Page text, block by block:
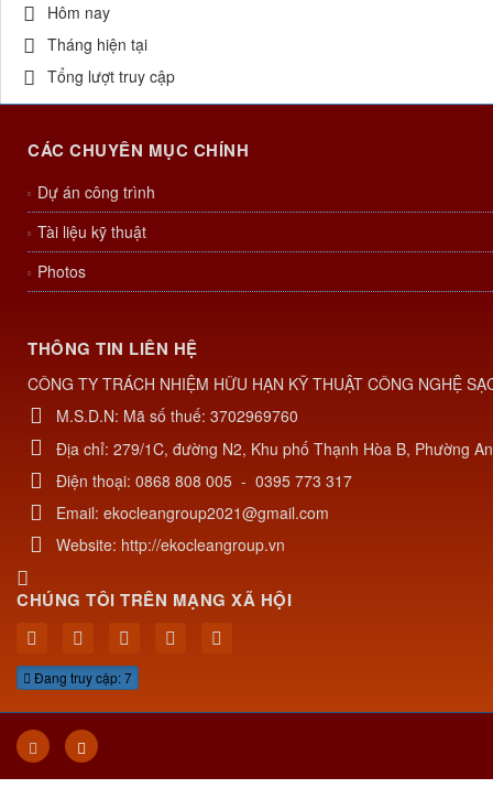
Hôm nay
Tháng hiện tại
Tổng lượt truy cập
CÁC CHUYÊN MỤC CHÍNH
Dự án công trình
Tài liệu kỹ thuật
Photos
THÔNG TIN LIÊN HỆ
CÔNG TY TRÁCH NHIỆM HỮU HẠN KỸ THUẬT CÔNG NGHỆ
M.S.D.N: Mã số thuế: 3702969760
Địa chỉ: 279/1C, đường N2, Khu phố Thạnh Hòa B, Phường
Điện thoại: 0868 808 005 - 0395 773 317
Email: ekocleangroup2021@gmail.com
Website: http://ekocleangroup.vn
CHÚNG TÔI TRÊN MẠNG XÃ HỘI
Đang truy cập: 7